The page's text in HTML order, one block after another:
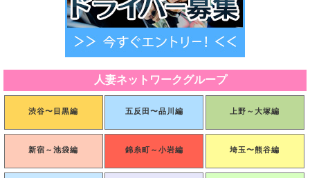
7.ポイントの利用は、会員本人が行うものとし、当該会員以外の第三者が行うことはできませ
ん。弊社は、ポイント利用時に入力されたIDおよびパスワードが登録されたものと一致すること
を弊社が所定の方法により確認した場合、会員による使用とみなします。それが第三者による不
9.ポイントの第三者への譲渡等を禁止します。
きます。
3.ポイントの残高などに関して不明な点がある場合は、速やかに当サイト上に記載した店舗に問
1.利用者は当サイトを通じ発信される情報について、一切の責任を負うものとし、弊社はその責
人妻ネットワークグループ
渋谷〜目黒編 五反田〜品川編 上野～大塚編
新宿～池袋編 錦糸町～小岩編 埼玉〜熊谷編